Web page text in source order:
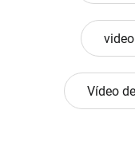
Vídeo